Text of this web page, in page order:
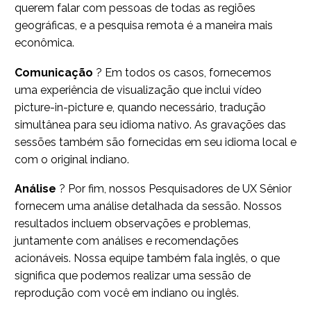
querem falar com pessoas de todas as regiões
geográficas, e a pesquisa remota é a maneira mais
econômica.
Comunicação ? Em todos os casos, fornecemos
uma experiência de visualização que inclui vídeo
picture-in-picture e, quando necessário, tradução
simultânea para seu idioma nativo. As gravações das
sessões também são fornecidas em seu idioma local e
com o original indiano.
Análise ? Por fim, nossos Pesquisadores de UX Sênior
fornecem uma análise detalhada da sessão. Nossos
resultados incluem observações e problemas,
juntamente com análises e recomendações
acionáveis. Nossa equipe também fala inglês, o que
significa que podemos realizar uma sessão de
reprodução com você em indiano ou inglês.